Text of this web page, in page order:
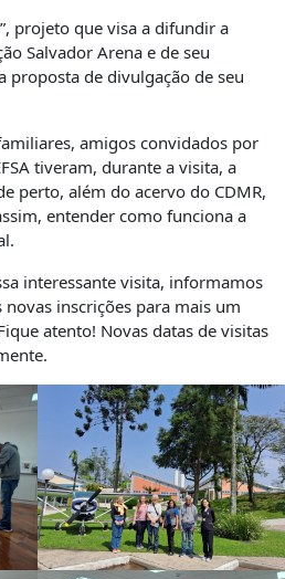
projeto que visa a difundir a
Salvador Arena e de seu
proposta de divulgação de seu
amigos convidados por
tiveram, durante a visita, a
perto, além do acervo do CDMR,
entender como funciona a
interessante visita, informamos
inscrições para mais um
atento! Novas datas de visitas